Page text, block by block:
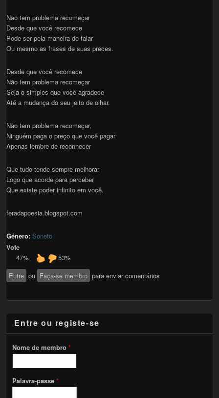
Não tem problema recomeçar
Desde que você recomece
Pode ser pela maneira de falar
Ou mesmo as frases de suas preces.
Desde que você recomece
Não tem problema recomeçar
Seja o simples que você agradece
Até a mudança do seu jeito de olhar.
Não tem problema recomeçar,
Ninguém paga o preço que você pagar
Apenas lembre de reconhecer
Que tudo tende sempre melhorar
Logo que acorde para perceber
Que existe poder infinito em você.
feradapoesia.blogspot.com
Género:Soneto
Vote
47%
53%
Entre ou Faça-se membro para enviar comentários
Entre ou registe-se
Nome de membro*
Palavra-passe*